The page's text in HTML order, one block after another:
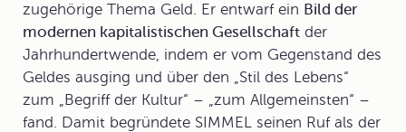
zugehörige Thema Geld. Er entwarf ein Bild der
modernen kapitalistischen Gesellschaft der
Jahrhundertwende, indem er vom Gegenstand des
Geldes ausging und über den „Stil des Lebens“
zum „Begriff der Kultur“ – „zum Allgemeinsten“ –
fand. Damit begründete SIMMEL seinen Ruf als der